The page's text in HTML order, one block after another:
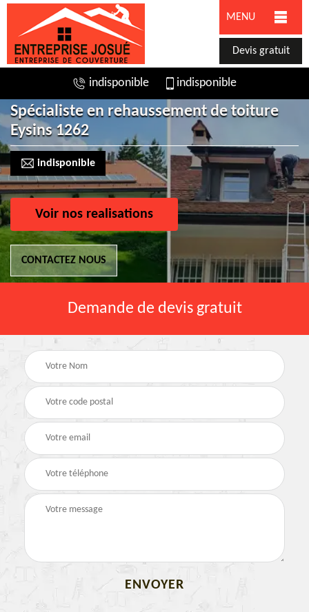
MENU
Devis gratuit
indisponible indisponible
Spécialiste en rehaussement de toiture
Eysins 1262
indisponible
Voir nos realisations
CONTACTEZ NOUS
Demande de devis gratuit